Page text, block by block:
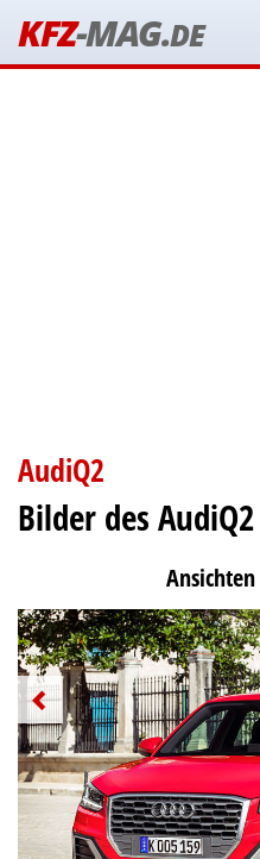
KFZ-MAG.DE
AudiQ2
Bilder des AudiQ2